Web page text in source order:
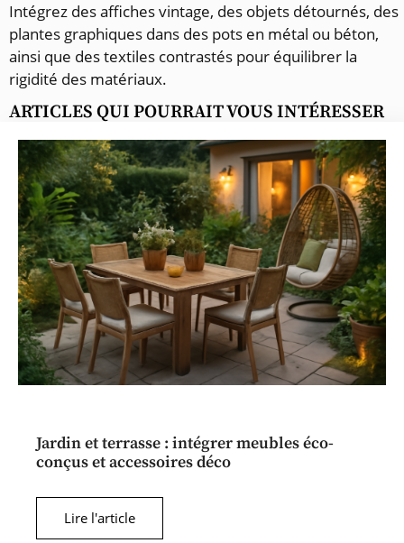
Intégrez des affiches vintage, des objets détournés, des
plantes graphiques dans des pots en métal ou béton,
ainsi que des textiles contrastés pour équilibrer la
rigidité des matériaux.
ARTICLES QUI POURRAIT VOUS INTÉRESSER
Jardin et terrasse : intégrer meubles éco-
conçus et accessoires déco
Lire l'article